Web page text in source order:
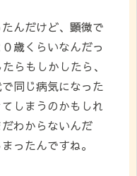
んだけど、顕微で
歳くらいなんだっ
らもしかしたら、
同じ病気になった
しまうのかもしれ
わからないんだ
ったんですね。